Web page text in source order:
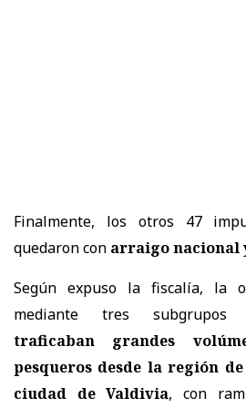
Finalmente, los otros 47
quedaron con arraigo nacional
Según expuso la fiscalía, la
mediante tres subgrupos
traficaban grandes
pesqueros desde la región
ciudad de Valdivia, con